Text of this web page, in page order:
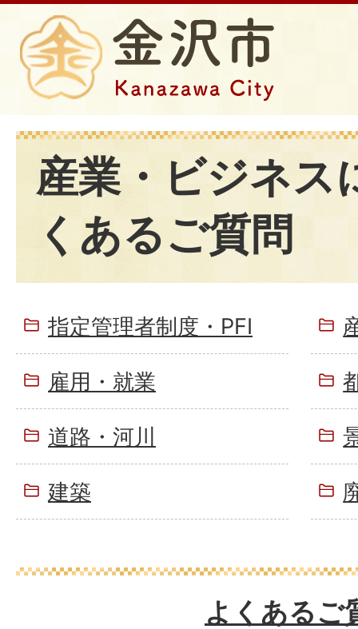
産業・ビジネス
くあるご質問
指定管理者制度・PFI
雇用・就業
道路・河川
建築
よくあるご